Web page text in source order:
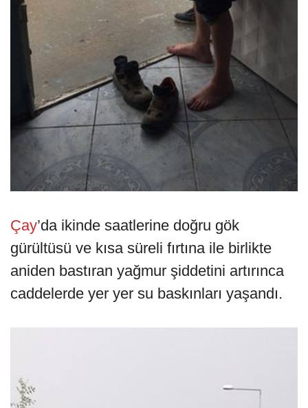
Çay’da ikinde saatlerine doğru gök
gürültüsü ve kısa süreli fırtına ile birlikte
aniden bastıran yağmur şiddetini artırınca
caddelerde yer yer su baskınları yaşandı.